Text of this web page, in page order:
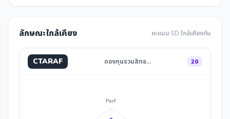
ลักษณะใกล้เคียง คะแนน 5D ใกล้เคียงกัน
CTARAF กองทุนรวมสิทธ… 20
Perf.